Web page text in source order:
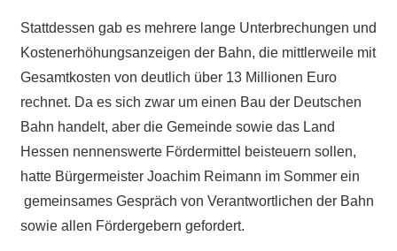
Stattdessen gab es mehrere lange Unterbrechungen und
Kostenerhöhungsanzeigen der Bahn, die mittlerweile mit
Gesamtkosten von deutlich über 13 Millionen Euro
rechnet. Da es sich zwar um einen Bau der Deutschen
Bahn handelt, aber die Gemeinde sowie das Land
Hessen nennenswerte Fördermittel beisteuern sollen,
hatte Bürgermeister Joachim Reimann im Sommer ein
gemeinsames Gespräch von Verantwortlichen der Bahn
sowie allen Fördergebern gefordert.